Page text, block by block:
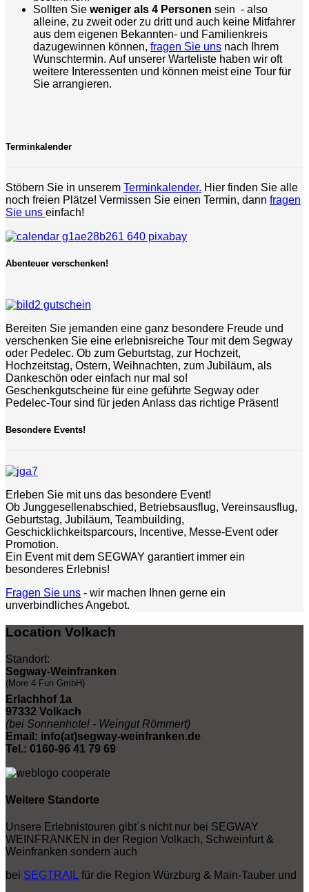
Sollten Sie weniger als 4 Personen sein - also
alleine, zu zweit oder zu dritt und auch keine Mitfahrer
aus dem eigenen Bekannten- und Familienkreis
dazugewinnen können, fragen Sie uns nach Ihrem
Wunschtermin. Auf unserer Warteliste haben wir oft
weitere Interessenten und können meist eine Tour für
Sie arrangieren.
Terminkalender
Stöbern Sie in unserem Terminkalender. Hier finden Sie alle
noch freien Plätze! Vermissen Sie einen Termin, dann fragen
Sie uns einfach!
Abenteuer verschenken!
Bereiten Sie jemanden eine ganz besondere Freude und
verschenken Sie eine erlebnisreiche Tour mit dem Segway
oder Pedelec. Ob zum Geburtstag, zur Hochzeit,
Hochzeitstag, Ostern, Weihnachten, zum Jubiläum, als
Dankeschön oder einfach nur mal so!
Geschenkgutscheine für eine geführte Segway oder
Pedelec-Tour sind für jeden Anlass das richtige Präsent!
Besondere Events!
Erleben Sie mit uns das besondere Event!
Ob Junggesellenabschied, Betriebsausflug, Vereinsausflug,
Geburtstag, Jubiläum, Teambuilding,
Geschicklichkeitsparcours, Incentive, Messe-Event oder
Promotion.
Ein Event mit dem SEGWAY garantiert immer ein
besonderes Erlebnis!
Fragen Sie uns - wir machen Ihnen gerne ein
unverbindliches Angebot.
Location Volkach
Standort:
Segway-Weinfranken
(More 4 Fun GmbH)
Erlachhof 1a
97332 Volkach
(bei Sonnenhotel - Weingut Römmert)
Email: info(at)segway-weinfranken.de
Tel.: 0160-96 41 79 69
Weitere Standorte
Unsere Erlebnistouren gibt´s nicht nur bei SEGWAY
WEINFRANKEN in der Region Volkach, Schweinfurt &
Weinfranken sondern auch
bei SEGTRAIL für die Region Würzburg & Main-Tauber und